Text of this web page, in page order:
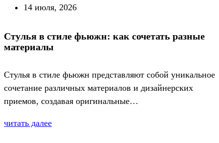
14 июля, 2026
Стулья в стиле фьюжн: как сочетать разные
материалы
Стулья в стиле фьюжн представляют собой уникальное
сочетание различных материалов и дизайнерских
приемов, создавая оригинальные…
читать далее